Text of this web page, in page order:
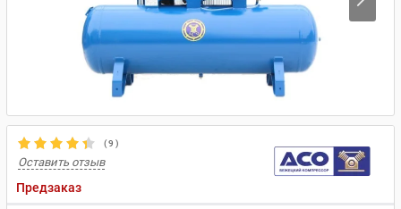
(9 )
Оставить отзыв
Предзаказ